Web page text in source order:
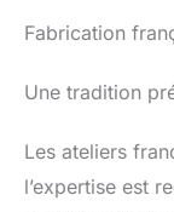
Fabrication
Une tradition
Les ateliers
l’expertise est